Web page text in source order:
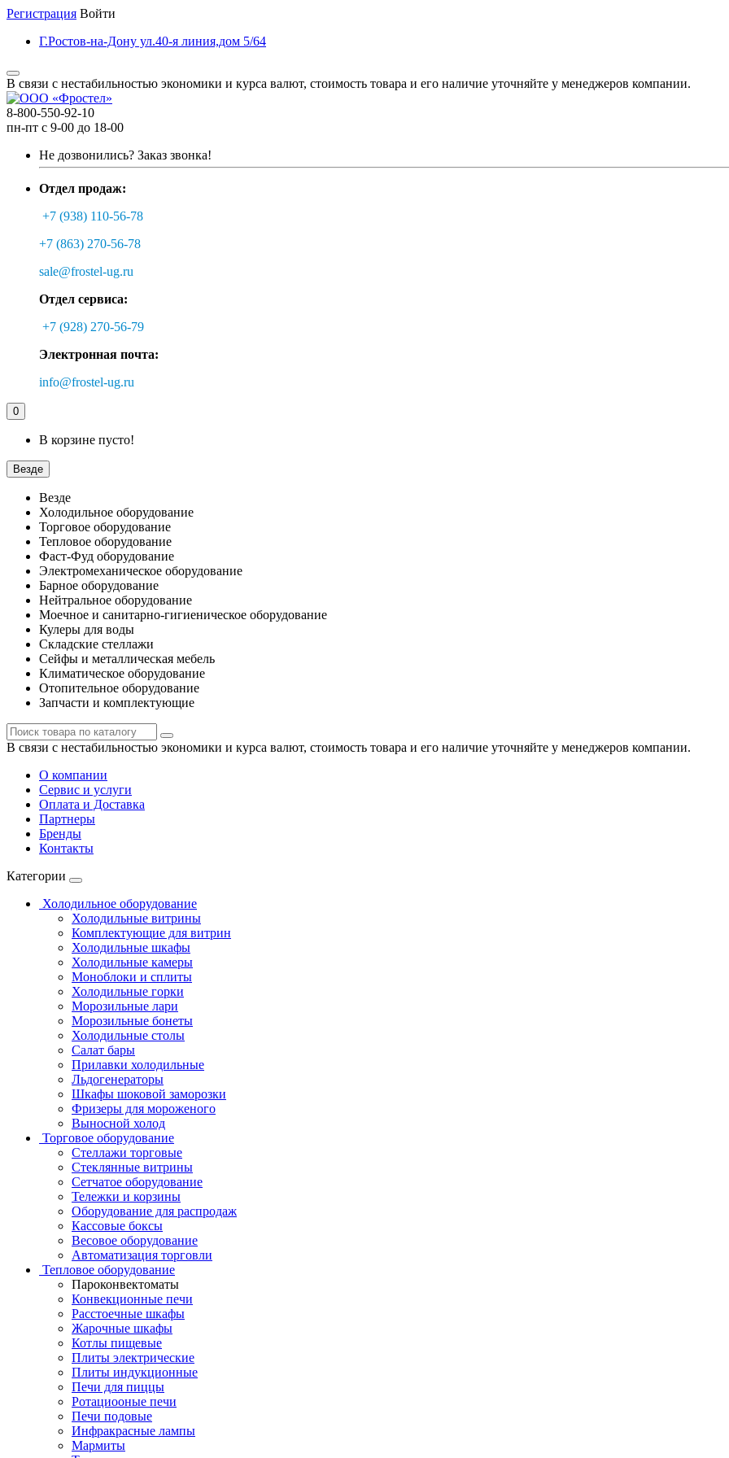
Регистрация Войти
Г.Ростов-на-Дону ул.40-я линия,дом 5/64
В связи с нестабильностью экономики и курса валют, стоимость товара и его наличие уточняйте у менеджеров компании.
8-800-550-92-10
пн-пт с 9-00 до 18-00
Не дозвонились? Заказ звонка!
Отдел продаж:
+7 (938) 110-56-78
+7 (863) 270-56-78
sale@frostel-ug.ru
Отдел сервиса:
+7 (928) 270-56-79
Электронная почта:
info@frostel-ug.ru
0
В корзине пусто!
Везде
Везде
Холодильное оборудование
Торговое оборудование
Тепловое оборудование
Фаст-Фуд оборудование
Электромеханическое оборудование
Барное оборудование
Нейтральное оборудование
Моечное и санитарно-гигиеническое оборудование
Кулеры для воды
Складские стеллажи
Сейфы и металлическая мебель
Климатическое оборудование
Отопительное оборудование
Запчасти и комплектующие
В связи с нестабильностью экономики и курса валют, стоимость товара и его наличие уточняйте у менеджеров компании.
О компании
Сервис и услуги
Оплата и Доставка
Партнеры
Бренды
Контакты
Категории
Холодильное оборудование
Холодильные витрины
Комплектующие для витрин
Холодильные шкафы
Холодильные камеры
Моноблоки и сплиты
Холодильные горки
Морозильные лари
Морозильные бонеты
Холодильные столы
Салат бары
Прилавки холодильные
Льдогенераторы
Шкафы шоковой заморозки
Фризеры для мороженого
Выносной холод
Торговое оборудование
Стеллажи торговые
Стеклянные витрины
Сетчатое оборудование
Тележки и корзины
Оборудование для распродаж
Кассовые боксы
Весовое оборудование
Автоматизация торговли
Тепловое оборудование
Пароконвектоматы
Конвекционные печи
Расстоечные шкафы
Жарочные шкафы
Котлы пищевые
Плиты электрические
Плиты индукционные
Печи для пиццы
Ротациооные печи
Печи подовые
Инфракрасные лампы
Мармиты